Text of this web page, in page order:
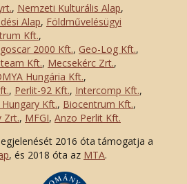
, Nemzeti Kulturális Alap,
Alap, Földművelésügyi
Kft.,
2000 Kft., Geo-Log Kft.,
Kft., Mecsekérc Zrt.,
Hungária Kft.,
., Perlit-92 Kft., Intercomp Kft.,
Hungary Kft., Biocentrum Kft.,
Zrt., MFGI, Anzo Perlit Kft.
2016 óta támogatja a
, és 2018 óta az MTA.